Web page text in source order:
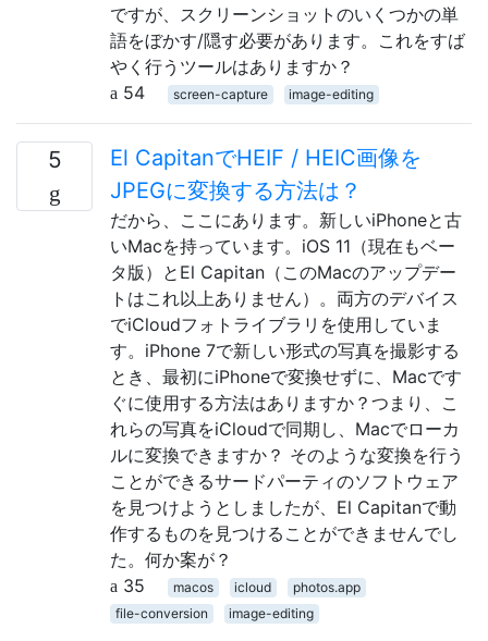
ですが、スクリーンショットのいくつかの単
語をぼかす/隠す必要があります。これをすば
やく行うツールはありますか？
54
screen-capture image-editing
5
El CapitanでHEIF / HEIC画像を
JPEGに変換する方法は？
だから、ここにあります。新しいiPhoneと古
いMacを持っています。iOS 11（現在もベー
タ版）とEl Capitan（このMacのアップデー
トはこれ以上ありません）。両方のデバイス
でiCloudフォトライブラリを使用していま
す。iPhone 7で新しい形式の写真を撮影する
とき、最初にiPhoneで変換せずに、Macです
ぐに使用する方法はありますか？つまり、こ
れらの写真をiCloudで同期し、Macでローカ
ルに変換できますか？ そのような変換を行う
ことができるサードパーティのソフトウェア
を見つけようとしましたが、El Capitanで動
作するものを見つけることができませんでし
た。何か案が？
35
macos icloud
photos.app
file-conversion
image-editing